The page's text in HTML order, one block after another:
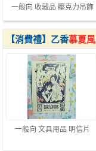
一般向 收藏品 壓克力吊飾
一般向 文具用品 明信片
【消費禮】乙香慕夏風